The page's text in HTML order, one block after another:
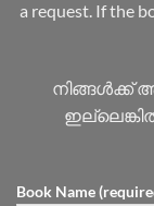
a request. If the
നിങ്ങൾക്ക്
Book Name